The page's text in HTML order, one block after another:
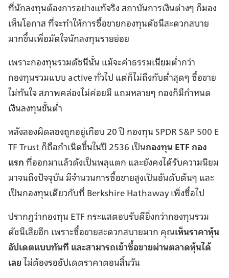
ที่นักลงทุนต้องการอย่างแท้จริง สถาบันการเงินต่างๆ ก็มอง
เห็นโอกาส ที่จะทำให้การซื้อขายกองทุนดัชนีสะดวกสบาย
มากขึ้นเพื่อมัดใจนักลงทุนรายย่อย
เพราะกองทุนรวมดัชนีนั้น แม้จะค่าธรรมเนียมต่ำกว่า
กองทุนรวมแบบ active ทั่วไป แต่ก็ไม่ถึงกับต่ำสุดๆ ซื้อขาย
ไม่ทันใจ สภาพคล่องไม่ค่อยมี แถมหลายๆ กองก็มีกำหนด
เงินลงทุนขั้นต่ำ
หลังลองผิดลองถูกอยู่เกือบ 20 ปี กองทุนSPDR S&P 500 E
TF Trustก็ถือกำเนิดขึ้นในปี 2536 เป็นกองทุน ETF กอง
แรกที่ออกมาแล้วดังเป็นพลุแตก และยังคงได้รับความนิยม
มาจนถึงปัจจุบัน มีจำนวนการซื้อขายสูงเป็นอันดับต้นๆ และ
เป็นกองทุนเดียวกับที่ Berkshire Hathaway เพิ่งซื้อไป
ปรากฏว่ากองทุน ETF กระแสตอบรับดียิ่งกว่ากองทุนรวม
ดัชนีเสียอีก เพราะซื้อขายสะดวกสบายมาก คุณเห็นราคาหุ้น
อัปเดตแบบทันที และสามารถเข้าซื้อขายผ่านตลาดหุ้นได้
เลยไม่ต้องรออัปเดตราคาตอนสิ้นวัน